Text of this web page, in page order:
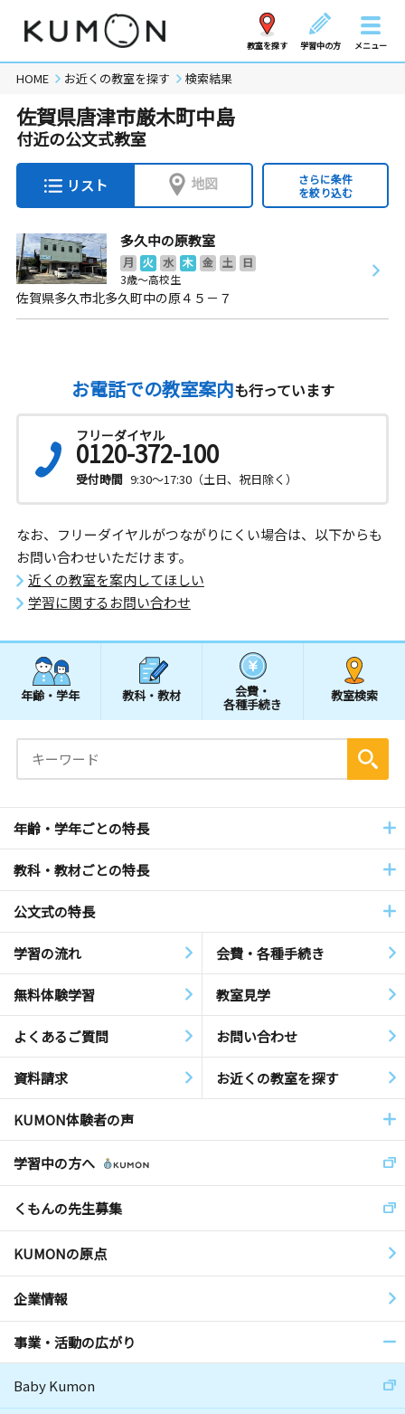
教室を探す 学習中の方 メニュー
HOME お近くの教室を探す 検索結果
佐賀県唐津市厳木町中島
付近の公文式教室
リスト 地図
さらに条件
を絞り込む
多久中の原教室
月 火 水 木 金 土
日
3歳～高校生
佐賀県多久市北多久町中の原４５－７
お電話での教室案内も行っています
フリーダイヤル
0120-372-100
受付時間 9:30～17:30（土日、祝日除く）
なお、フリーダイヤルがつながりにくい場合は、以下からも
お問い合わせいただけます。
近くの教室を案内してほしい
学習に関するお問い合わせ
年齢・学年 教科・教材 会費・
各種手続き
教室検索
年齢・学年ごとの特長
教科・教材ごとの特長
公文式の特長
学習の流れ 会費・各種手続き
無料体験学習 教室見学
よくあるご質問 お問い合わせ
資料請求 お近くの教室を探す
KUMON体験者の声
学習中の方へ
くもんの先生募集
KUMONの原点
企業情報
事業・活動の広がり
Baby Kumon